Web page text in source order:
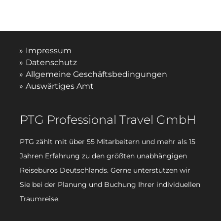
Impressum
Datenschutz
Allgemeine Geschäftsbedingungen
Auswärtiges Amt
PTG Professional Travel GmbH
PTG zählt mit über 55 Mitarbeitern und mehr als 15
Jahren Erfahrung zu den größten unabhängigen
Reisebüros Deutschlands. Gerne unterstützen wir
Sie bei der Planung und Buchung Ihrer individuellen
Traumreise.